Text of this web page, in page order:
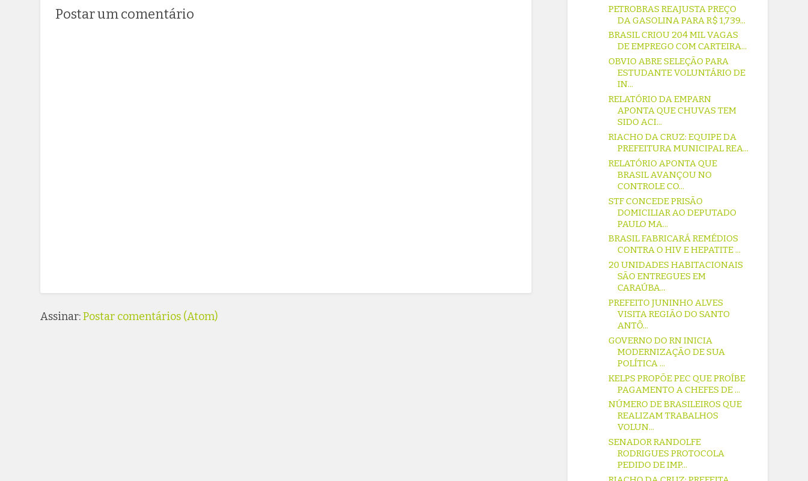
Postar um comentário
Assinar:Postar comentários (Atom)
PETROBRAS REAJUSTA PREÇO
DA GASOLINA PARA R$ 1,739...
BRASIL CRIOU 204 MIL VAGAS
DE EMPREGO COM CARTEIRA...
OBVIO ABRE SELEÇÃO PARA
ESTUDANTE VOLUNTÁRIO DE
IN...
RELATÓRIO DA EMPARN
APONTA QUE CHUVAS TEM
SIDO ACI...
RIACHO DA CRUZ: EQUIPE DA
PREFEITURA MUNICIPAL REA...
RELATÓRIO APONTA QUE
BRASIL AVANÇOU NO
CONTROLE CO...
STF CONCEDE PRISÃO
DOMICILIAR AO DEPUTADO
PAULO MA...
BRASIL FABRICARÁ REMÉDIOS
CONTRA O HIV E HEPATITE ...
20 UNIDADES HABITACIONAIS
SÃO ENTREGUES EM
CARAÚBA...
PREFEITO JUNINHO ALVES
VISITA REGIÃO DO SANTO
ANTÔ...
GOVERNO DO RN INICIA
MODERNIZAÇÃO DE SUA
POLÍTICA ...
KELPS PROPÕE PEC QUE PROÍBE
PAGAMENTO A CHEFES DE ...
NÚMERO DE BRASILEIROS QUE
REALIZAM TRABALHOS
VOLUN...
SENADOR RANDOLFE
RODRIGUES PROTOCOLA
PEDIDO DE IMP...